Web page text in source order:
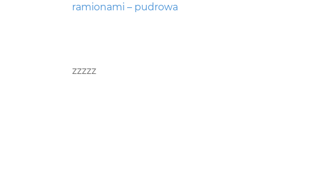
ramionami – pudrowa
zzzzz